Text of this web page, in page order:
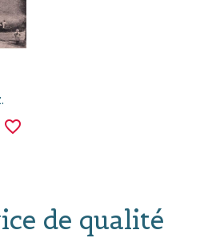
favorite_border
de qualité